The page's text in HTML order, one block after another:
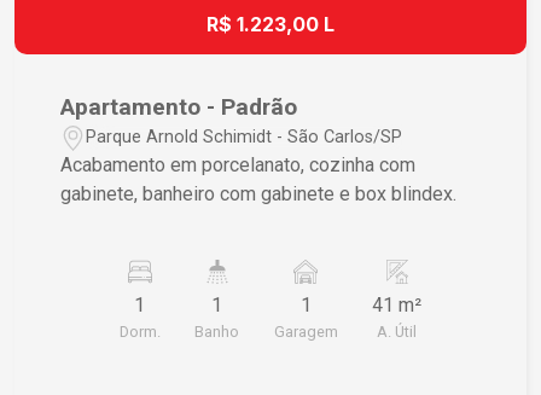
R$ 1.223,00 L
Apartamento - Padrão
Parque Arnold Schimidt - São Carlos/SP
Acabamento em porcelanato, cozinha com
gabinete, banheiro com gabinete e box blindex.
1
Dorm.
1
Banho
1
Garagem
41 m²
A. Útil